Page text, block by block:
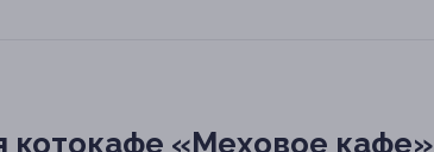
котокафе «Меховое кафе»